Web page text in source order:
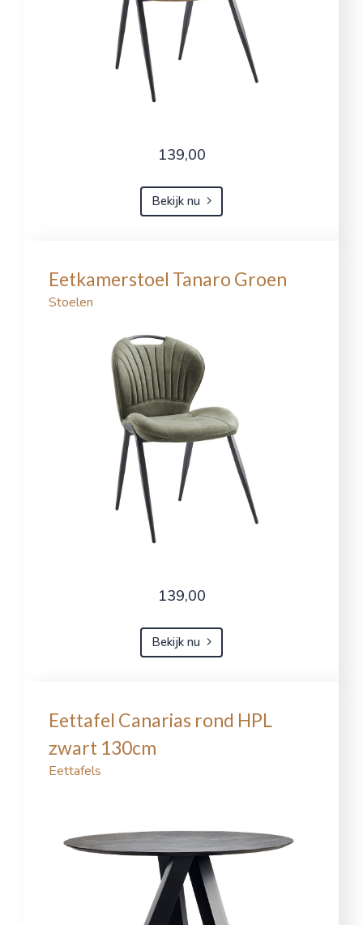
139,00
Bekijk nu
Eetkamerstoel Tanaro Groen
Stoelen
139,00
Bekijk nu
Eettafel Canarias rond HPL
zwart 130cm
Eettafels